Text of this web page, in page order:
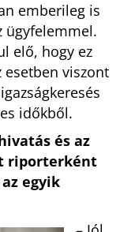
emberileg is
ügyfelemmel.
elő, hogy ez
viszont
időkből.
és az
riporterként
egyik